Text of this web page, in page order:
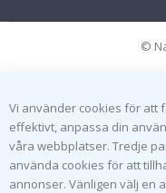
©
Vi använder cookies för att
effektivt, anpassa din
våra webbplatser. Tredje
använda cookies för att
annonser. Vänligen välj en